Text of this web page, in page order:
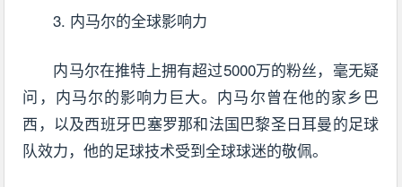
3. 内马尔的全球影响力
内马尔在推特上拥有超过5000万的粉丝，毫无疑
问，内马尔的影响力巨大。内马尔曾在他的家乡巴
西，以及西班牙巴塞罗那和法国巴黎圣日耳曼的足球
队效力，他的足球技术受到全球球迷的敬佩。